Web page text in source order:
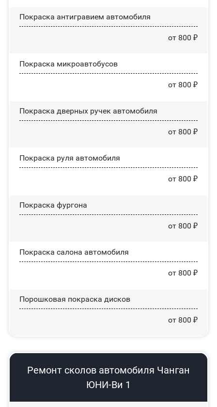
Покраска антигравием автомобиля
от 800 ₽
Покраска микроавтобусов
от 800 ₽
Покраска дверных ручек автомобиля
от 800 ₽
Покраска руля автомобиля
от 800 ₽
Покраска фургона
от 800 ₽
Покраска салона автомобиля
от 800 ₽
Порошковая покраска дисков
от 800 ₽
Ремонт сколов автомобиля Чанган
ЮНИ-Ви 1